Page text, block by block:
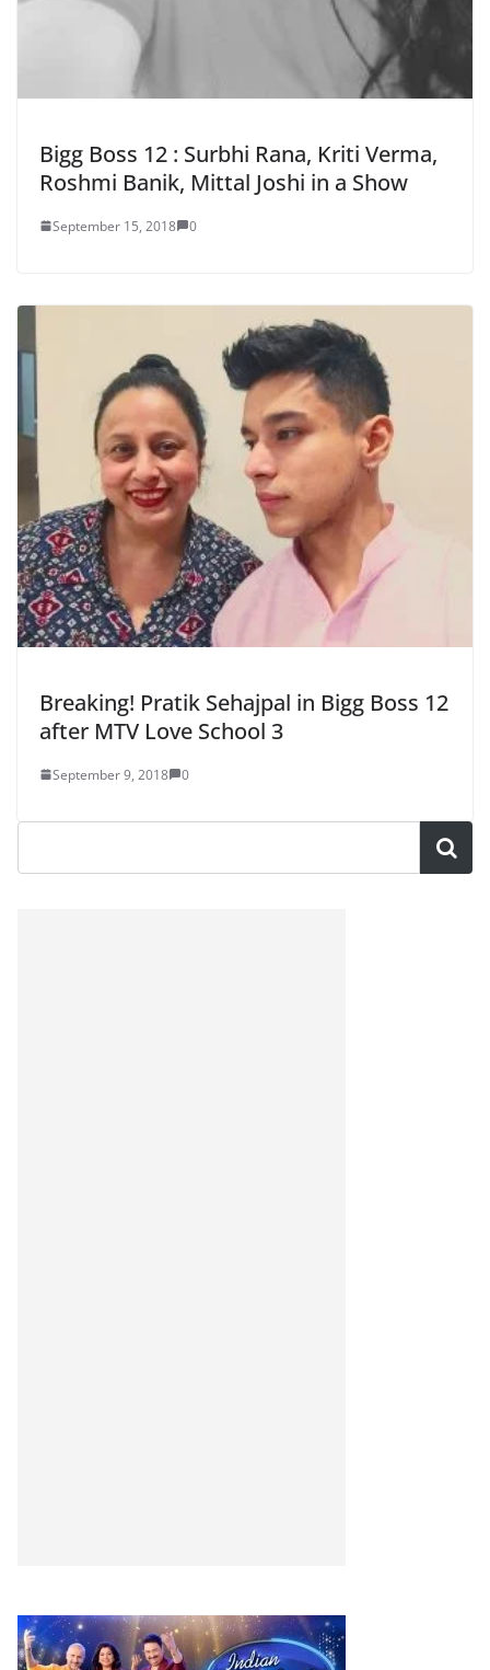
Bigg Boss 12 : Surbhi Rana, Kriti Verma,
Roshmi Banik, Mittal Joshi in a Show
September 15, 2018 0
Breaking! Pratik Sehajpal in Bigg Boss 12
after MTV Love School 3
September 9, 2018 0